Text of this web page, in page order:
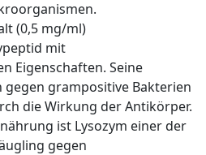
(0,5 mg/ml)
mit
Eigenschaften. Seine
grampositive Bakterien
die Wirkung der Antikörper.
ist Lysozym einer der
gegen